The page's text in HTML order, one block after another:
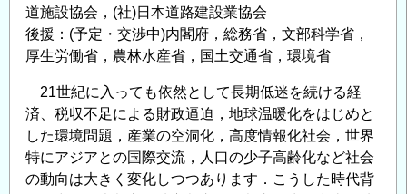
道施設協会，(社)日本道路建設業協会
後援：(予定・交渉中)内閣府，総務省，文部科学省，
厚生労働省，農林水産省，国土交通省，環境省
21世紀に入っても依然として長期低迷を続ける経
済、税収不足による財政逼迫，地球温暖化をはじめと
した環境問題，産業の空洞化，高度情報化社会，世界
特にアジアとの国際交流，人口の少子高齢化など社会
の動向は大きく変化しつつあります．こうした時代背